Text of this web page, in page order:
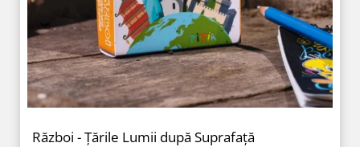
Război - Țările Lumii după Suprafață